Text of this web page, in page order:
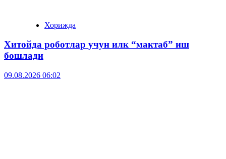
Хорижда
Хитойда роботлар учун илк “мактаб” иш
бошлади
09.08.2026 06:02